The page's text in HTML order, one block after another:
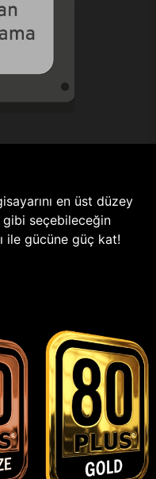
en üst düzey
seçebileceğin
ile gücüne güç kat!